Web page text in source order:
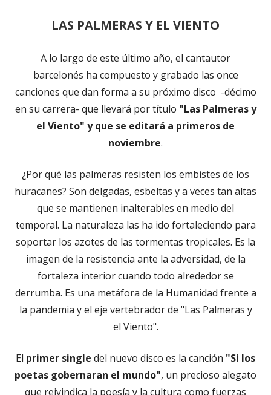
LAS PALMERAS Y EL VIENTO
A lo largo de este último año, el cantautor
barcelonés ha compuesto y grabado las once
canciones que dan forma a su próximo disco -décimo
en su carrera- que llevará por título "Las Palmeras y
el Viento" y que se editará a primeros de
noviembre.
¿Por qué las palmeras resisten los embistes de los
huracanes? Son delgadas, esbeltas y a veces tan altas
que se mantienen inalterables en medio del
temporal. La naturaleza las ha ido fortaleciendo para
soportar los azotes de las tormentas tropicales. Es la
imagen de la resistencia ante la adversidad, de la
fortaleza interior cuando todo alrededor se
derrumba. Es una metáfora de la Humanidad frente a
la pandemia y el eje vertebrador de "Las Palmeras y
el Viento".
El primer single del nuevo disco es la canción "Si los
poetas gobernaran el mundo", un precioso alegato
que reivindica la poesía y la cultura como fuerzas